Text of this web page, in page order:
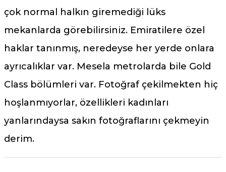
çok normal halkın giremediği lüks
mekanlarda görebilirsiniz. Emiratilere özel
haklar tanınmış, neredeyse her yerde onlara
ayrıcalıklar var. Mesela metrolarda bile Gold
Class bölümleri var. Fotoğraf çekilmekten hiç
hoşlanmıyorlar, özellikleri kadınları
yanlarındaysa sakın fotoğraflarını çekmeyin
derim.